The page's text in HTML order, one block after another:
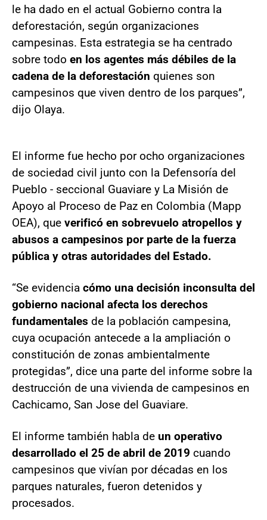
le ha dado en el actual Gobierno contra la
deforestación, según organizaciones
campesinas. Esta estrategia se ha centrado
sobre todo en los agentes más débiles de la
cadena de la deforestación quienes son
campesinos que viven dentro de los parques”,
dijo Olaya.
El informe fue hecho por ocho organizaciones
de sociedad civil junto con la Defensoría del
Pueblo - seccional Guaviare y La Misión de
Apoyo al Proceso de Paz en Colombia (Mapp
OEA), que verificó en sobrevuelo atropellos y
abusos a campesinos por parte de la fuerza
pública y otras autoridades del Estado.
“Se evidencia cómo una decisión inconsulta del
gobierno nacional afecta los derechos
fundamentales de la población campesina,
cuya ocupación antecede a la ampliación o
constitución de zonas ambientalmente
protegidas”, dice una parte del informe sobre la
destrucción de una vivienda de campesinos en
Cachicamo, San Jose del Guaviare.
El informe también habla de un operativo
desarrollado el 25 de abril de 2019 cuando
campesinos que vivían por décadas en los
parques naturales, fueron detenidos y
procesados.